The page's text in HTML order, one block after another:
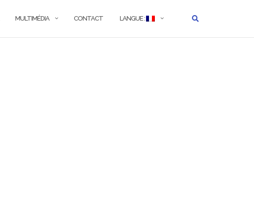
MULTIMÉDIA CONTACT LANGUE :